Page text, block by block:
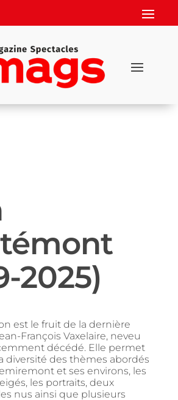
2025)
est le fruit de la dernière
François Vaxelaire, neveu
décédé. Elle permet
diversité des thèmes abordés
et ses environs, les
les portraits, deux
nus ainsi que plusieurs